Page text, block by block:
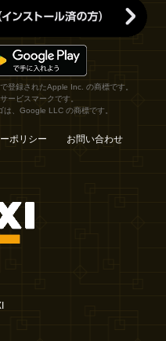
登録されたApple Inc. の商標です。
ービスマークです。
、Google LLC の商標です。
ポリシー お問い合わせ